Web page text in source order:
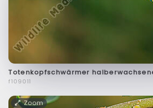
Totenkopfschwärmer
f109011
Zoom